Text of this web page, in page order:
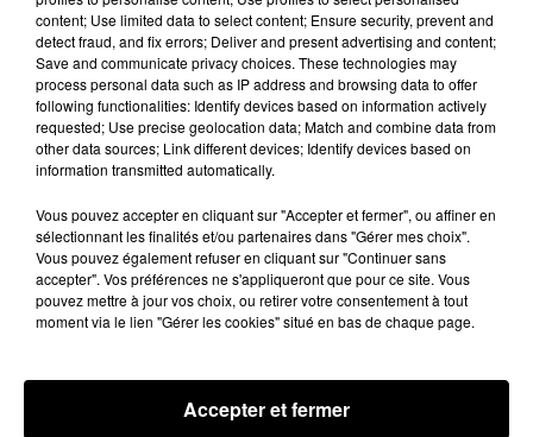
Quatre blessés dont un grave dans un
accident sur l'A10
Le choc a eu lieu dans la matinée, vendredi 7 août à
hauteur de Sainville en direction d'Orléans.
content; Use limited data to select content; Ensure security, prevent and
detect fraud, and fix errors; Deliver and present advertising and content;
Save and communicate privacy choices. These technologies may
process personal data such as IP address and browsing data to offer
following functionalities: Identify devices based on information actively
requested; Use precise geolocation data; Match and combine data from
other data sources; Link different devices; Identify devices based on
information transmitted automatically.
Vous pouvez accepter en cliquant sur "Accepter et fermer", ou affiner en
sélectionnant les finalités et/ou partenaires dans "Gérer mes choix".
Vous pouvez également refuser en cliquant sur "Continuer sans
accepter". Vos préférences ne s'appliqueront que pour ce site. Vous
pouvez mettre à jour vos choix, ou retirer votre consentement à tout
moment via le lien "Gérer les cookies" situé en bas de chaque page.
Accepter et fermer